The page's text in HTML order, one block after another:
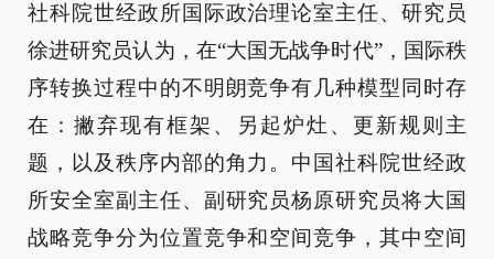
社科院世经政所国际政治理论室主任、研究员
徐进研究员认为，在“大国无战争时代”，国际秩
序转换过程中的不明朗竞争有几种模型同时存
在：撇弃现有框架、另起炉灶、更新规则主
题，以及秩序内部的角力。中国社科院世经政
所安全室副主任、副研究员杨原研究员将大国
战略竞争分为位置竞争和空间竞争，其中空间